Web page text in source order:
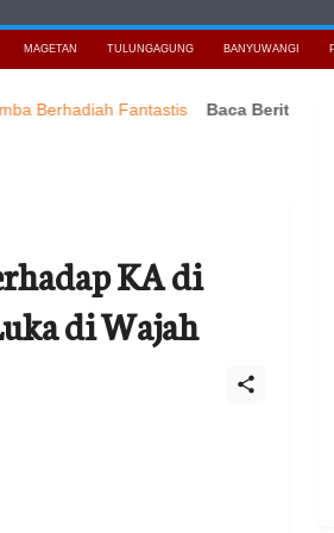
MAGETAN TULUNGAGUNG BANYUWANGI
Fantastis Baca Berita Terbaru
KA di
di Wajah